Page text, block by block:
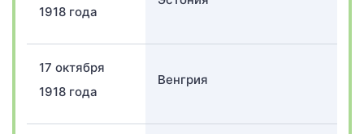
1918 года
17 октября
1918 года
Венгрия